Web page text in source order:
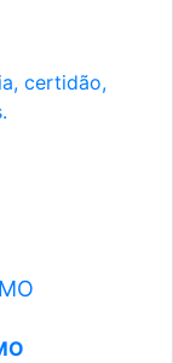
certidão,